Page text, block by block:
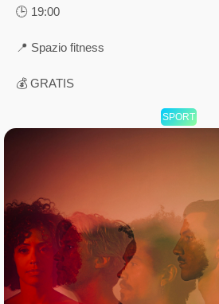
🕒 19:00
📍 Spazio fitness
💰 GRATIS
SPORT